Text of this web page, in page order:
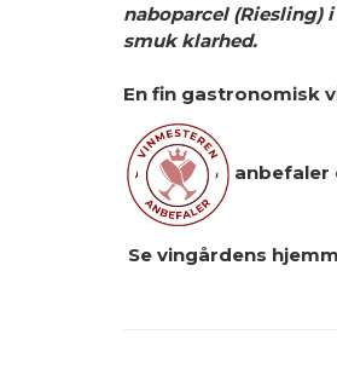
naboparcel (Riesling)
smuk klarhed.
En fin gastronomisk
anbefaler
Se vingårdens